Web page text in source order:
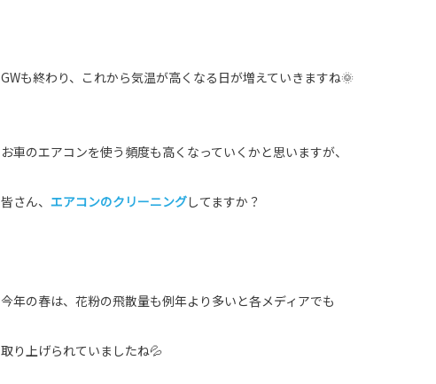
GWも終わり、これから気温が高くなる日が増えていきますね🌞
お車のエアコンを使う頻度も高くなっていくかと思いますが、
皆さん、 エアコンのクリーニングしてますか？
今年の春は、花粉の飛散量も例年より多いと各メディアでも
取り上げられていましたね💦